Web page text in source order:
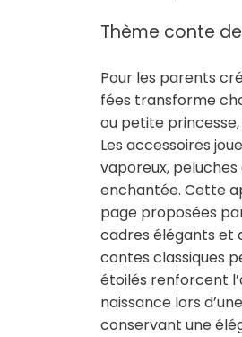
Thème conte
Pour les parents
fées transforme
ou petite
Les accessoires
vaporeux,
enchantée. Cette
page proposées
cadres élégants et
contes classiques
étoilés renforcent
naissance lors
conservant une